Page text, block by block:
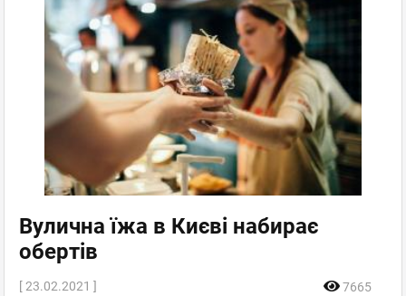
Вулична їжа в Києві набирає
обертів
[ 23.02.2021 ]
7665